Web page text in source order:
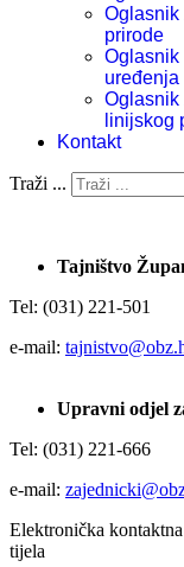
Oglasnik
prirode
Oglasnik
uređenja
Oglasnik
linijskog
Kontakt
Traži ...
Tajništvo
Tel: (031) 221-501
e-mail:
Upravni odjel
Tel: (031) 221-666
e-mail:
Elektronička
tijela